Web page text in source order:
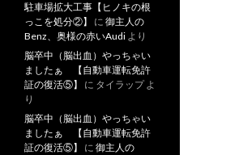
駐車場拡大工事【ヒノキの根
っこを処分②】
に 御主人の
Benz、奥様の赤いAudi より
脳卒中（脳出血）やっちゃい
ましたぁ 【自動車運転免許
証の復活⑤】
に タイラップよ
り
脳卒中（脳出血）やっちゃい
ましたぁ 【自動車運転免許
証の復活⑤】
に 御主人の